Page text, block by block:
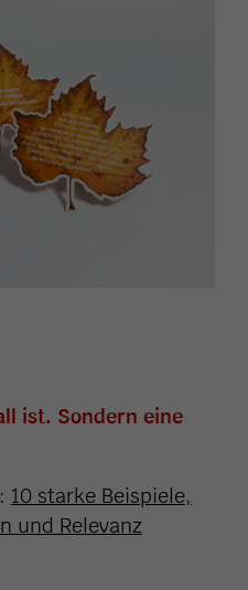
ist. Sondern eine
10 starke Beispiele,
und Relevanz